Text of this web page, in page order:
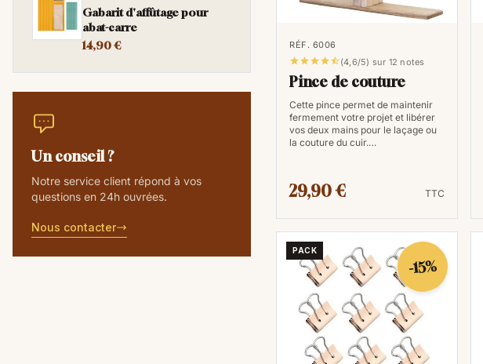
Gabarit d'affûtage pour
abat-carre
14,90 €
Un conseil ?
Notre service client répond à vos
questions en 24h ouvrées.
Nous contacter
RÉF. 6006
(4,6/5) sur 12 notes
Pince de couture
Cette pince permet de maintenir
fermement votre projet et libérer
vos deux mains pour le laçage ou
la couture du cuir.…
29,90 € TTC
PACK
-15%